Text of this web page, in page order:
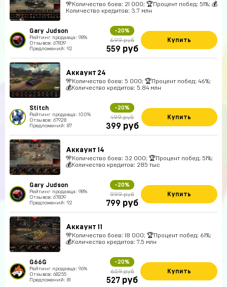
🎌Количество боев: 21 000; 🏆Процент побед: 51%; 💰
Количество кредитов: 3.7 млн
Gary Judson
Рейтинг продавца: 98%
Отзывов: 67839
Предложений: 92
-20%
699 руб
559 руб
Купить
Аккаунт 24
🎌Количество боев: 5 000; 🏆Процент побед: 46%;
💰Количество кредитов: 5.84 млн
Stitch
Рейтинг продавца: 100%
Отзывов: 67928
Предложений: 87
-20%
499 руб
399 руб
Купить
Аккаунт 14
🎌Количество боев: 32 000; 🏆Процент побед: 51%;
💰Количество кредитов: 285 тыс
Gary Judson
Рейтинг продавца: 98%
Отзывов: 67839
Предложений: 92
-20%
999 руб
799 руб
Купить
Аккаунт 11
🎌Количество боев: 18 000; 🏆Процент побед: 61%;
💰Количество кредитов: 7.5 млн
G66G
Рейтинг продавца: 96%
Отзывов: 68255
Предложений: 81
-20%
659 руб
527 руб
Купить